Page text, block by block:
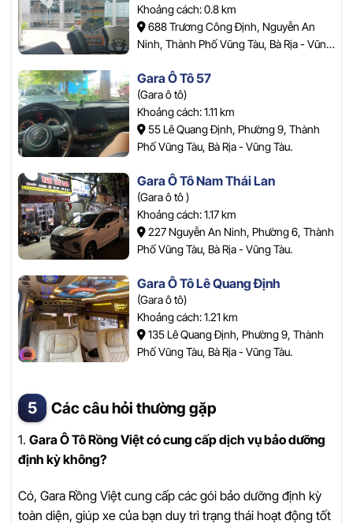
Khoảng cách: 0.8 km
688 Trương Công Định, Nguyễn An
Ninh, Thành Phố Vũng Tàu, Bà Rịa - Vũng
Gara Ô Tô 57
(Gara ô tô)
Khoảng cách: 1.11 km
55 Lê Quang Định, Phường 9, Thành
Phố Vũng Tàu, Bà Rịa - Vũng Tàu.
Gara Ô Tô Nam Thái Lan
(Gara ô tô )
Khoảng cách: 1.17 km
227 Nguyễn An Ninh, Phường 6, Thành
Phố Vũng Tàu, Bà Rịa - Vũng Tàu.
Gara Ô Tô Lê Quang Định
(Gara ô tô)
Khoảng cách: 1.21 km
135 Lê Quang Định, Phường 9, Thành
Phố Vũng Tàu, Bà Rịa - Vũng Tàu.
Các câu hỏi thường gặp
1. Gara Ô Tô Rồng Việt có cung cấp dịch vụ bảo dưỡng
định kỳ không?
Có, Gara Rồng Việt cung cấp các gói bảo dưỡng định kỳ
toàn diện, giúp xe của bạn duy trì trạng thái hoạt động tốt